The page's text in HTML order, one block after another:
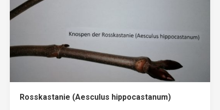
Rosskastanie (Aesculus hippocastanum)